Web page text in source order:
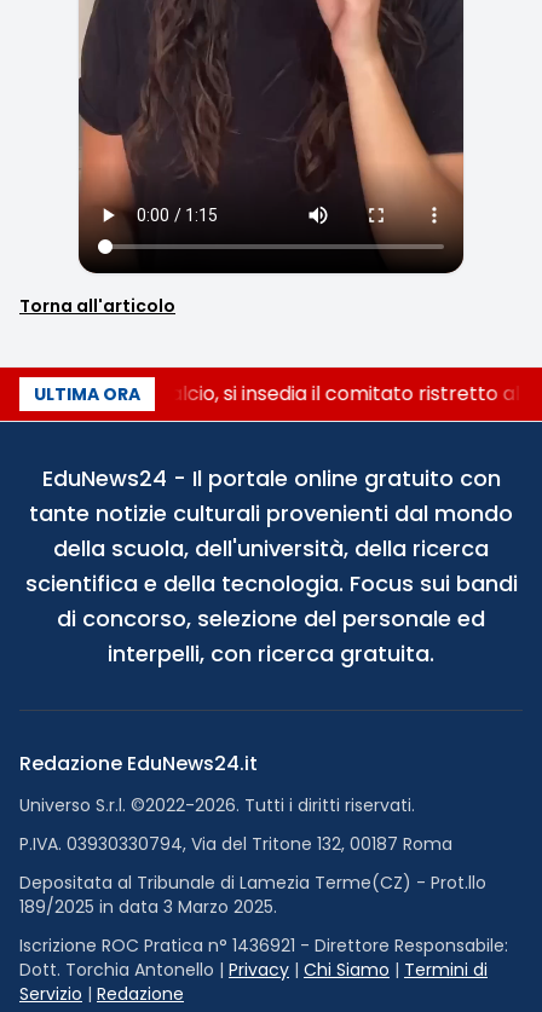
Torna all'articolo
ULTIMA ORA
Riforma del calcio, si insedia il comitato ristretto al
EduNews24 - Il portale online gratuito con
tante notizie culturali provenienti dal mondo
della scuola, dell'università, della ricerca
scientifica e della tecnologia. Focus sui bandi
di concorso, selezione del personale ed
interpelli, con ricerca gratuita.
Redazione EduNews24.it
Universo S.r.l. ©2022-2026. Tutti i diritti riservati.
P.IVA. 03930330794, Via del Tritone 132, 00187 Roma
Depositata al Tribunale di Lamezia Terme(CZ) - Prot.llo
189/2025 in data 3 Marzo 2025.
Iscrizione ROC Pratica n° 1436921 - Direttore Responsabile:
Dott. Torchia Antonello | Privacy | Chi Siamo | Termini di
Servizio | Redazione